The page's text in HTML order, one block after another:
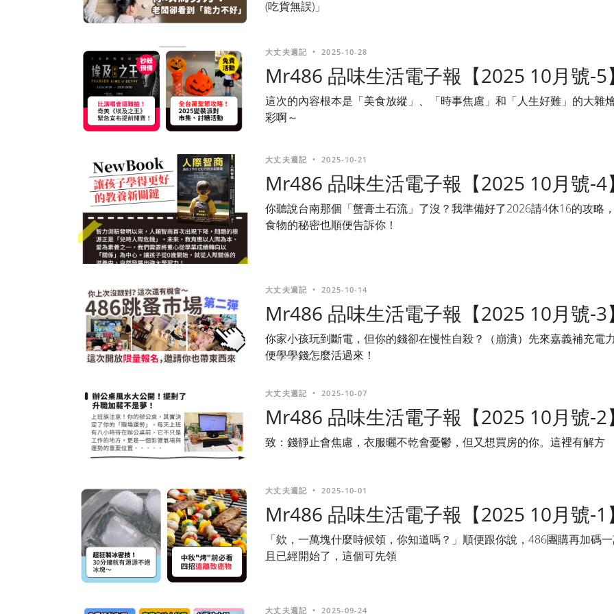
(吃貨無誤)」
大丈夫週記 • 2025-10-28
Mr486 品味生活電子報【2025 10月號-5】
這次的內容根本是「美食放縱」、「時事焦慮」和「人生好難」的大雜
彩啊～
大丈夫週記 • 2025-10-21
Mr486 品味生活電子報【2025 10月號-4】
你聽說台南那個「蟹膏土石流」了沒？我準備好了2026請4休16的攻略
食物的秘密也順便告訴你！
大丈夫週記 • 2025-10-14
Mr486 品味生活電子報【2025 10月號-3】
你家小孩玩到斷電，但你的錢卻在慢性自殺？（崩潰）先來嘉義補充電
便學學錢怎麼活過來！
大丈夫週記 • 2025-10-07
Mr486 品味生活電子報【2025 10月號-2】
致：錢靜止會焦慮，衣服曬不乾會憂鬱，但又想買房的你。這裡有解方
大丈夫週記 • 2025-10-01
Mr486 品味生活電子報【2025 10月號-1】
「欸，一萬塊什麼時候領，你知道嗎？」順便跟你說，486團購再加碼
且已經開始了，這個可先領
大丈夫週記 • 2025-09-24